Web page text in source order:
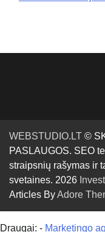
WEBSTUDIO.LT ©
PASLAUGOS. SEO
straipsnių rašymas ir
svetaines. 2026
Articles ByAdore
Draugai: - Marketingo